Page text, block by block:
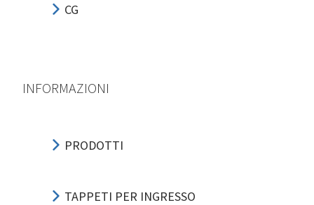
CG
INFORMAZIONI
PRODOTTI
TAPPETI PER INGRESSO